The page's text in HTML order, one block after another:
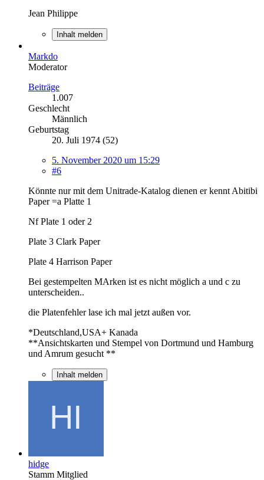
Jean Philippe
Inhalt melden
Markdo
Moderator
Beiträge
1.007
Geschlecht
Männlich
Geburtstag
20. Juli 1974 (52)
5. November 2020 um 15:29
#6
Könnte nur mit dem Unitrade-Katalog dienen er kennt Abitibi
Paper =a Platte 1
Nf Plate 1 oder 2
Plate 3 Clark Paper
Plate 4 Harrison Paper
Bei gestempelten MArken ist es nicht möglich a und c zu
unterscheiden..
die Platenfehler lase ich mal jetzt außen vor.
*Deutschland,USA+ Kanada
**Ansichtskarten und Stempel von Dortmund und Hamburg
und Amrum gesucht **
Inhalt melden
hidge
Stamm Mitglied